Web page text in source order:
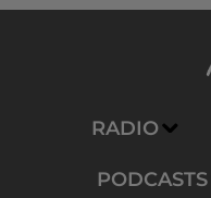
RADIO
PODCASTS